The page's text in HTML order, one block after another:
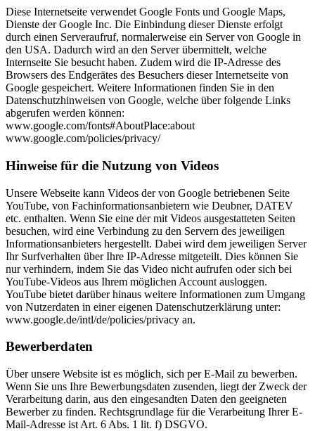
Diese Internetseite verwendet Google Fonts und Google Maps,
Dienste der Google Inc. Die Einbindung dieser Dienste erfolgt
durch einen Serveraufruf, normalerweise ein Server von Google in
den USA. Dadurch wird an den Server übermittelt, welche
Internseite Sie besucht haben. Zudem wird die IP-Adresse des
Browsers des Endgerätes des Besuchers dieser Internetseite von
Google gespeichert. Weitere Informationen finden Sie in den
Datenschutzhinweisen von Google, welche über folgende Links
abgerufen werden können:
www.google.com/fonts#AboutPlace:about
www.google.com/policies/privacy/
Hinweise für die Nutzung von Videos
Unsere Webseite kann Videos der von Google betriebenen Seite
YouTube, von Fachinformationsanbietern wie Deubner, DATEV
etc. enthalten. Wenn Sie eine der mit Videos ausgestatteten Seiten
besuchen, wird eine Verbindung zu den Servern des jeweiligen
Informationsanbieters hergestellt. Dabei wird dem jeweiligen Server
Ihr Surfverhalten über Ihre IP-Adresse mitgeteilt. Dies können Sie
nur verhindern, indem Sie das Video nicht aufrufen oder sich bei
YouTube-Videos aus Ihrem möglichen Account ausloggen.
YouTube bietet darüber hinaus weitere Informationen zum Umgang
von Nutzerdaten in einer eigenen Datenschutzerklärung unter:
www.google.de/intl/de/policies/privacy an.
Bewerberdaten
Über unsere Website ist es möglich, sich per E-Mail zu bewerben.
Wenn Sie uns Ihre Bewerbungsdaten zusenden, liegt der Zweck der
Verarbeitung darin, aus den eingesandten Daten den geeigneten
Bewerber zu finden. Rechtsgrundlage für die Verarbeitung Ihrer E-
Mail-Adresse ist Art. 6 Abs. 1 lit. f) DSGVO.